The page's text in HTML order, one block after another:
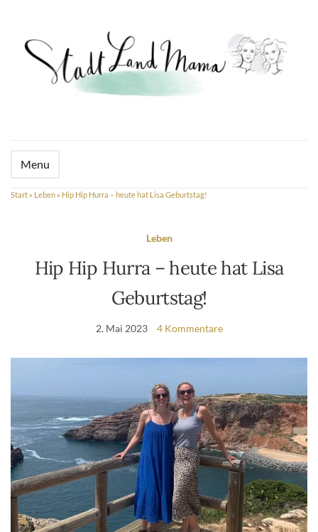
Menu
Start » Leben » Hip Hip Hurra – heute hat Lisa Geburtstag!
Leben
Hip Hip Hurra – heute hat Lisa
Geburtstag!
2. Mai 2023 4 Kommentare